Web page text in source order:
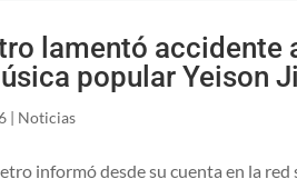
lamentó accidente
popular Yeison
| Noticias
informó desde su cuenta en la